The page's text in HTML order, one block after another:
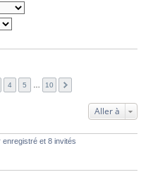
4 5 10
Aller à
et 8 invités